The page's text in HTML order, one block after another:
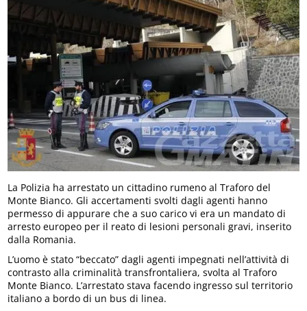
La Polizia ha arrestato un cittadino rumeno al Traforo del
Monte Bianco. Gli accertamenti svolti dagli agenti hanno
permesso di appurare che a suo carico vi era un mandato di
arresto europeo per il reato di lesioni personali gravi, inserito
dalla Romania.
L’uomo è stato “beccato” dagli agenti impegnati nell’attività di
contrasto alla criminalità transfrontaliera, svolta al Traforo
Monte Bianco. L’arrestato stava facendo ingresso sul territorio
italiano a bordo di un bus di linea.